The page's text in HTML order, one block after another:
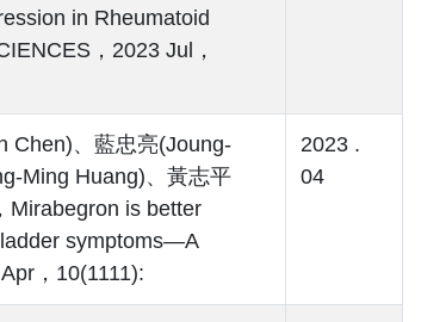
in Rheumatoid
，2023 Jul，
Chen)、藍忠亮(Joung-
Ming Huang)、黃志平
Mirabegron is better
symptoms—A
，10(1111):
2023 .
04